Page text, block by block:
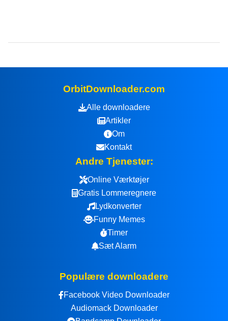
OrbitDownloader.com
Alle downloadere
Artikler
Om
Kontakt
Andre Tjenester:
Online Værktøjer
Gratis Lommeregnere
Lydkonverter
Funny Memes
Timer
Sæt Alarm
Populære downloadere
Facebook Video Downloader
Audiomack Downloader